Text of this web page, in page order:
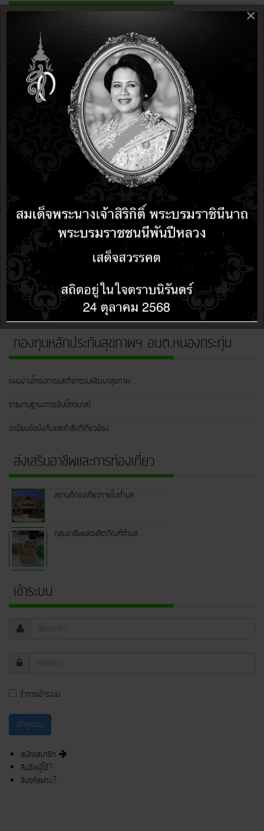
ระเบียบที่เกี่ยวข้อง
การบริหารงานคลังและพัสดุ
แผนการใช้จ่ายงบประมาณ
รายงานแสดงผลการดำเนินงานประจำไตรมาส
สรุปผลการดำเนินงานจัดซื้อจัดจ้าง
รายงานการประชุมสภา
กองทุนหลักประกันสุขภาพฯ อบต.หนองกระทุ่ม
แผนงานโครงการและกิจกรรมพัฒนาสุขภาพ
รายงานฐานะการเงิน(ไตรมาส)
ระเบียบข้อบังคับและคำสั่งที่เกี่ยวข้อง
ส่งเสริมอาชีพและการท่องเที่ยว
สถานที่ท่องเที่ยวภายในตำบล
กลุ่มอาชีพและผลิตภัณฑ์ตำบล
เข้าระบบ
จำการเข้าระบบ
สมัครสมาชิก
ลืมชื่อผู้ใช้?
ลืมรหัสผ่าน?
×
×